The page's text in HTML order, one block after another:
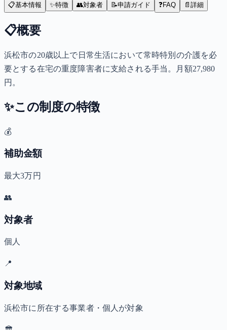
📋基本情報 ✨特徴 👥対象者 📝申請ガイド ❓FAQ 📄 詳細
📋概要
浜松市の20歳以上で日常生活において常時特別の介護を必
要とする在宅の重度障害者に支給される手当。月額27,980
円。
✨この制度の特徴
💰
補助金額
最大3万円
👥
対象者
個人
📍
対象地域
浜松市に所在する事業者・個人が対象